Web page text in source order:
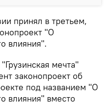
принял в третьем,
"О
влияния".
мечта"
законопроект об
под названием "О
влияния" вместо